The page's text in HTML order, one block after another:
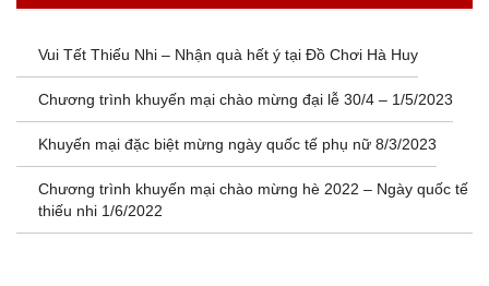
Vui Tết Thiếu Nhi – Nhận quà hết ý tại Đồ Chơi Hà Huy
Chương trình khuyến mại chào mừng đại lễ 30/4 – 1/5/2023
Khuyến mại đặc biệt mừng ngày quốc tế phụ nữ 8/3/2023
Chương trình khuyến mại chào mừng hè 2022 – Ngày quốc tế
thiếu nhi 1/6/2022